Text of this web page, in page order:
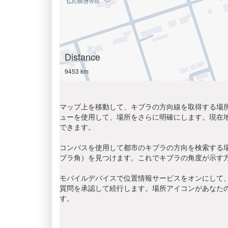
Distance
9453 km
マップ上を移動して、キブラの方向線を取得する
ューを使用して、場所をさらに明確にします。現
できます。
コンパスを使用して都市のキブラの方向を検索す
ブラ角）を見つけます。これでキブラの角度が示す
モバイルデバイスで位置情報サービスをオンにし
質問を承認して続行します。場所アイコンがあな
す。